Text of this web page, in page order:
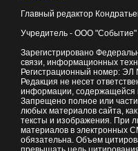
Главный редактор
Учредитель - ООО "Событие"
Зарегистрировано
связи, информационных
Регистрационный номер:
Редакция не несет
информации, содержащейся
Запрещено полное или
любых материалов сайта,
тексты и изображения. При
материалов в электронных
обязательна. Объем